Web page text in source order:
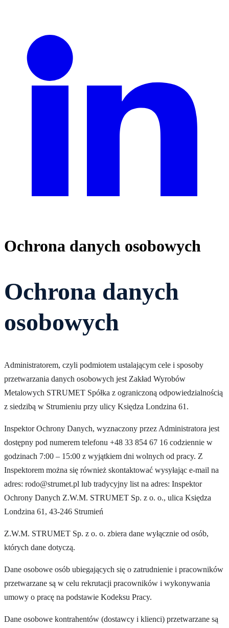
Ochrona danych osobowych
Ochrona danych
osobowych
Administratorem, czyli podmiotem ustalającym cele i sposoby
przetwarzania danych osobowych jest Zakład Wyrobów
Metalowych STRUMET Spółka z ograniczoną odpowiedzialnością
z siedzibą w Strumieniu przy ulicy Księdza Londzina 61.
Inspektor Ochrony Danych, wyznaczony przez Administratora jest
dostępny pod numerem telefonu +48 33 854 67 16 codziennie w
godzinach 7:00 – 15:00 z wyjątkiem dni wolnych od pracy. Z
Inspektorem można się również skontaktować wysyłając e-mail na
adres: rodo@strumet.pl lub tradycyjny list na adres: Inspektor
Ochrony Danych Z.W.M. STRUMET Sp. z o. o., ulica Księdza
Londzina 61, 43-246 Strumień
Z.W.M. STRUMET Sp. z o. o. zbiera dane wyłącznie od osób,
których dane dotyczą.
Dane osobowe osób ubiegających się o zatrudnienie i pracowników
przetwarzane są w celu rekrutacji pracowników i wykonywania
umowy o pracę na podstawie Kodeksu Pracy.
Dane osobowe kontrahentów (dostawcy i klienci) przetwarzane są